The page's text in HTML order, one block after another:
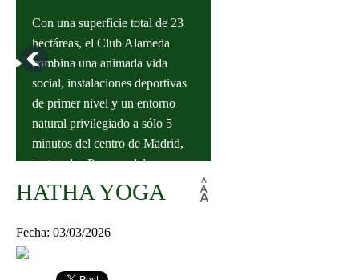
Con una superficie total de 23
hectáreas, el Club Alameda
combina una animada vida
social, instalaciones deportivas
de primer nivel y un entorno
natural privilegiado a sólo 5
minutos del centro de Madrid,
junto a los Parques del
Capricho y Juan Carlos I.
de tierra batida y 3 pistas de
HATHA YOGA
Fecha: 03/03/2026